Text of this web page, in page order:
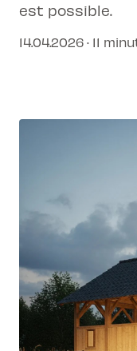
est possible.
14.04.2026 · 11